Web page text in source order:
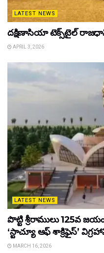
LATEST NEWS
దక్షిణాసియా టెక్స్‌టైల్
APRIL 3, 2026
LATEST NEWS
పొట్టి శ్రీరాములు 125వ
‘స్టాచ్యూ ఆఫ్ శాక్రిఫైస్’
MARCH 16, 2026